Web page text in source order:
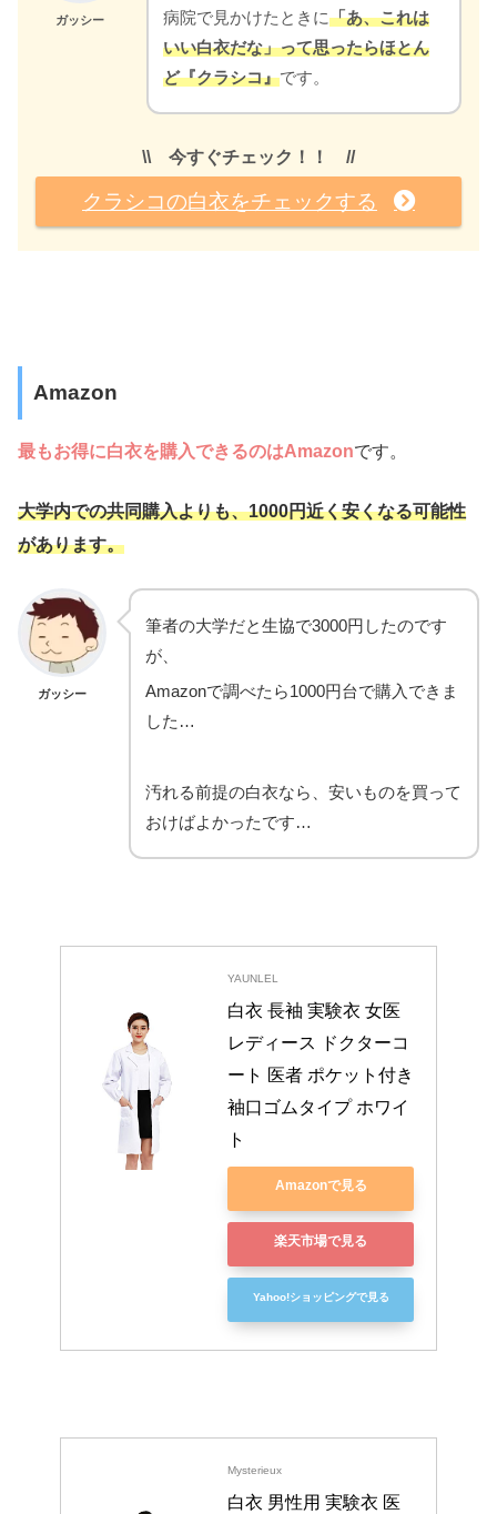
ガッシー
病院で見かけたときに「あ、これは
いい白衣だな」って思ったらほとん
ど『クラシコ』です。
\\ 今すぐチェック！！ //
クラシコの白衣をチェックする
Amazon
最もお得に白衣を購入できるのはAmazonです。
大学内での共同購入よりも、1000円近く安くなる可能性
があります。
ガッシー
筆者の大学だと生協で3000円したのです
が、
Amazonで調べたら1000円台で購入できま
した…
汚れる前提の白衣なら、安いものを買って
おけばよかったです…
YAUNLEL
白衣 長袖 実験衣 女医
レディース ドクターコ
ート 医者 ポケット付き
袖口ゴムタイプ ホワイ
ト
Amazonで見る
楽天市場で見る
Yahoo!ショッピングで見る
Mysterieux
白衣 男性用 実験衣 医